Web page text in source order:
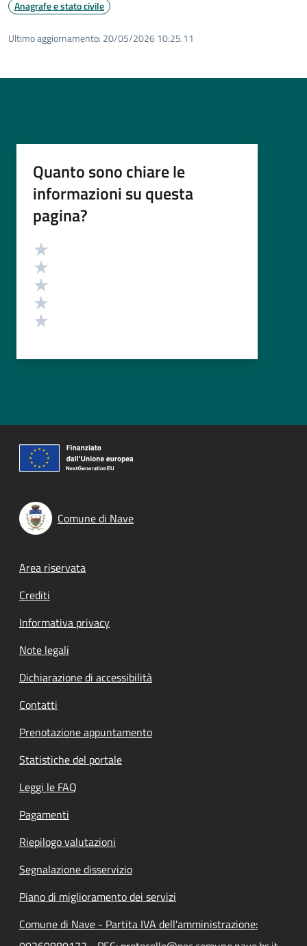
Anagrafe e stato civile
Ultimo aggiornamento: 20/05/2026 10:25.11
Quanto sono chiare le
informazioni su questa
pagina?
Valutazione
Comune di Nave
Footer menu
Area riservata
Crediti
Informativa privacy
Note legali
Dichiarazione di accessibilità
Contatti
Prenotazione appuntamento
Statistiche del portale
Leggi le FAQ
Pagamenti
Riepilogo valutazioni
Segnalazione disservizio
Piano di miglioramento dei servizi
Comune di Nave - Partita IVA dell'amministrazione: